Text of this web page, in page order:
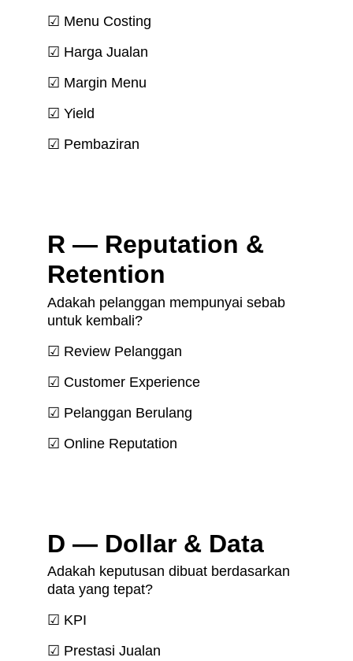
☑ Menu Costing
☑ Harga Jualan
☑ Margin Menu
☑ Yield
☑ Pembaziran
R — Reputation &
Retention
Adakah pelanggan mempunyai sebab
untuk kembali?
☑ Review Pelanggan
☑ Customer Experience
☑ Pelanggan Berulang
☑ Online Reputation
D — Dollar & Data
Adakah keputusan dibuat berdasarkan
data yang tepat?
☑ KPI
☑ Prestasi Jualan